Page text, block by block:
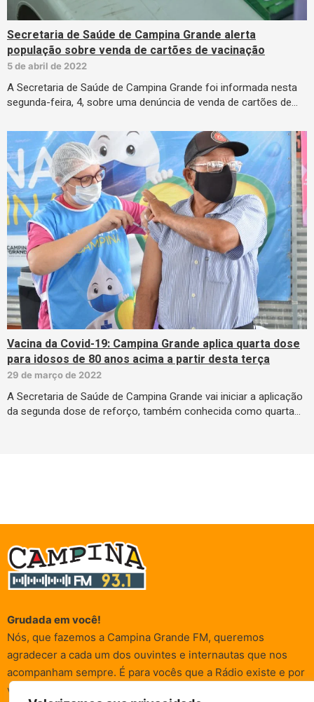
Secretaria de Saúde de Campina Grande alerta
população sobre venda de cartões de vacinação
5 de abril de 2022
A Secretaria de Saúde de Campina Grande foi informada nesta
segunda-feira, 4, sobre uma denúncia de venda de cartões de…
Vacina da Covid-19: Campina Grande aplica quarta dose
para idosos de 80 anos acima a partir desta terça
29 de março de 2022
A Secretaria de Saúde de Campina Grande vai iniciar a aplicação
da segunda dose de reforço, também conhecida como quarta…
Grudada em você!
Nós, que fazemos a Campina Grande FM, queremos
agradecer a cada um dos ouvintes e internautas que nos
acompanham sempre. É para vocês que a Rádio existe e por
vocês que as informações (informativas, de entretenimento,